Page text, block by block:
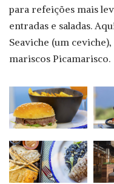
para refeições mais
entradas e saladas.
Seaviche (um
mariscos Picamarisco.